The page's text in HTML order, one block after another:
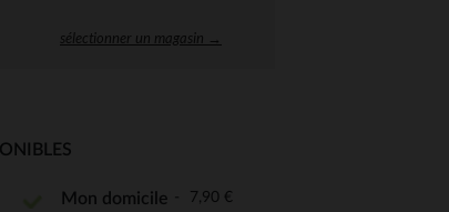
sélectionner un magasin →
Mon domicile 7,90 €